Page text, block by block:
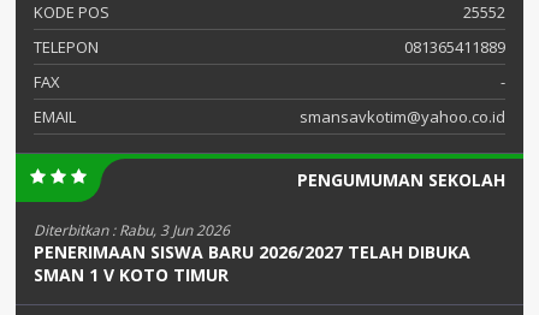
KODE POS
25552
TELEPON
081365411889
FAX
-
EMAIL
smansavkotim@yahoo.co.id
PENGUMUMAN SEKOLAH
Diterbitkan :Rabu, 3 Jun 2026
PENERIMAAN SISWA BARU 2026/2027 TELAH DIBUKA
SMAN 1 V KOTO TIMUR